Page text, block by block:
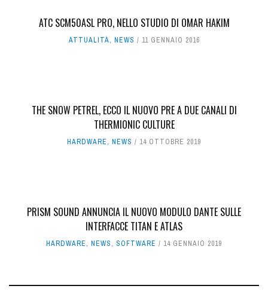
ATC SCM50ASL PRO, NELLO STUDIO DI OMAR HAKIM
ATTUALITÀ, NEWS 11 GENNAIO 2016
THE SNOW PETREL, ECCO IL NUOVO PRE A DUE CANALI DI
THERMIONIC CULTURE
HARDWARE, NEWS 14 OTTOBRE 2019
PRISM SOUND ANNUNCIA IL NUOVO MODULO DANTE SULLE
INTERFACCE TITAN E ATLAS
HARDWARE, NEWS, SOFTWARE 14 GENNAIO 2019